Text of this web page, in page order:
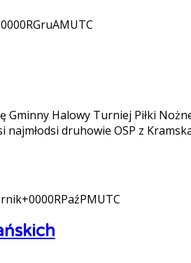
Halowy Turniej Piłki
druhowie OSP z